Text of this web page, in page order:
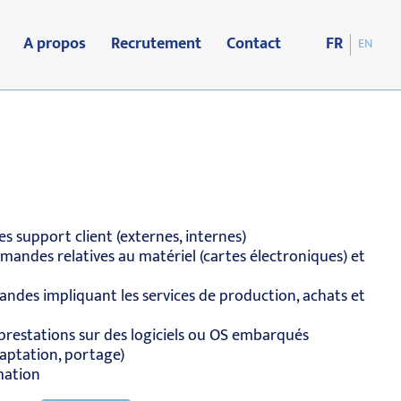
A propos Recrutement Contact FR EN
support client (externes, internes)
relatives au matériel (cartes électroniques) et
impliquant les services de production, achats et
sur des logiciels ou OS embarqués
portage)